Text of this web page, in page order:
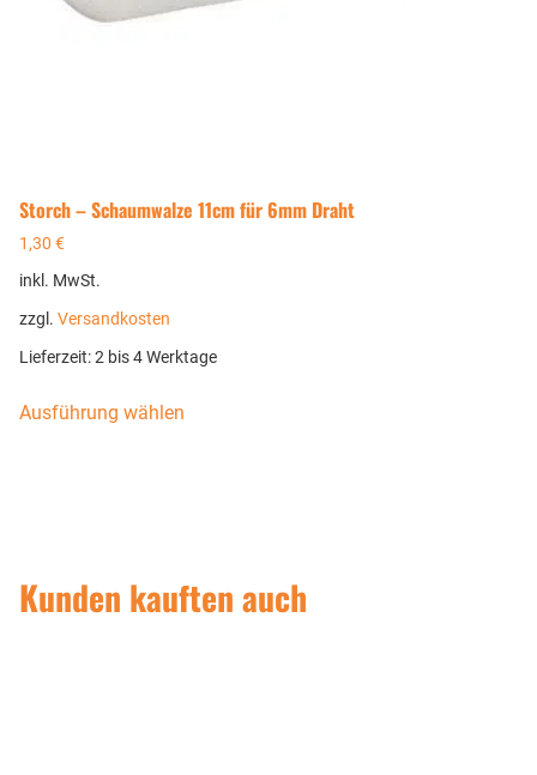
Storch – Schaumwalze 11cm für 6mm Draht
1,30 €
inkl. MwSt.
zzgl. Versandkosten
Lieferzeit:2 bis 4 Werktage
Ausführung wählen
Kunden kauften auch